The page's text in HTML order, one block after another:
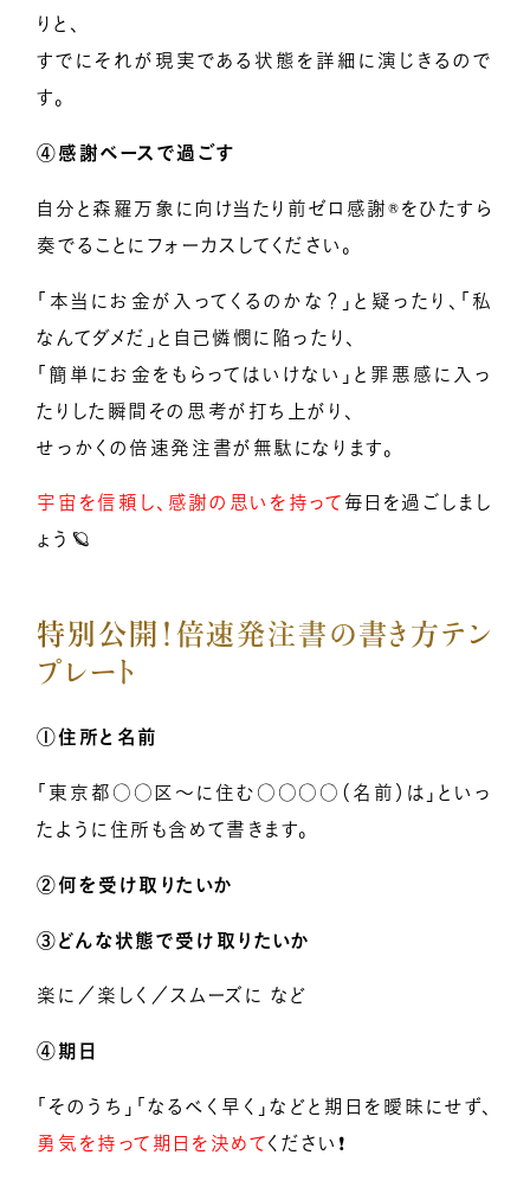
りと、
すでにそれが現実である状態を詳細に演じきるので
す。
④感謝ベースで過ごす
自分と森羅万象に向け当たり前ゼロ感謝®をひたすら
奏でることにフォーカスしてください。
「本当にお金が入ってくるのかな？」と疑ったり、「私
なんてダメだ」と自己憐憫に陥ったり、
「簡単にお金をもらってはいけない」と罪悪感に入っ
たりした瞬間その思考が打ち上がり、
せっかくの倍速発注書が無駄になります。
宇宙を信頼し、感謝の思いを持って 毎日を過ごしまし
ょう🪐
特別公開！倍速発注書の書き方テン
プレート
①住所と名前
「東京都○○区〜に住む○○○○（名前）は」といっ
たように住所も含めて書きます。
②何を受け取りたいか
③どんな状態で受け取りたいか
楽に／楽しく／スムーズに など
④期日
「そのうち」「なるべく早く」などと期日を曖昧にせず、
勇気を持って期日を決めてください❗